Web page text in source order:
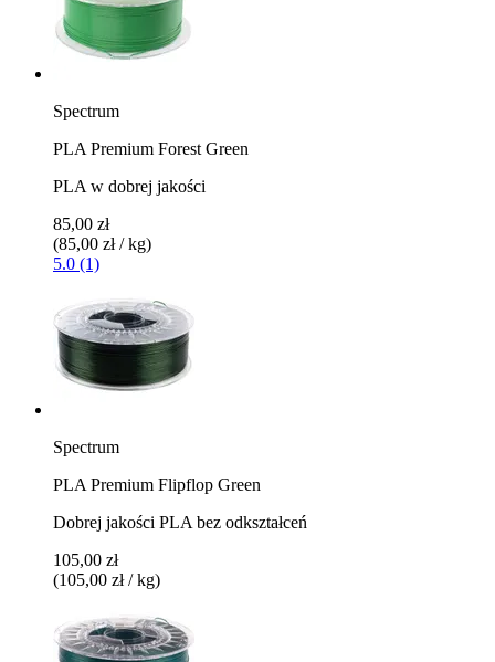
Spectrum
PLA Premium Forest Green
PLA w dobrej jakości
85,00 zł
(85,00 zł / kg)
5.0 (1)
Spectrum
PLA Premium Flipflop Green
Dobrej jakości PLA bez odkształceń
105,00 zł
(105,00 zł / kg)